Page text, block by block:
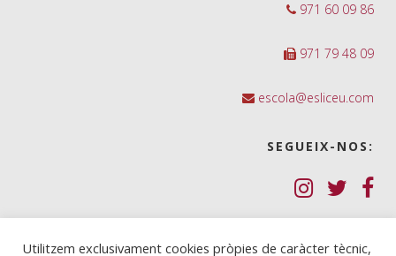
971 60 09 86
971 79 48 09
escola@esliceu.com
SEGUEIX-NOS:
Política de Galetes (cookies)
Utilitzem exclusivament cookies pròpies de caràcter tècnic,